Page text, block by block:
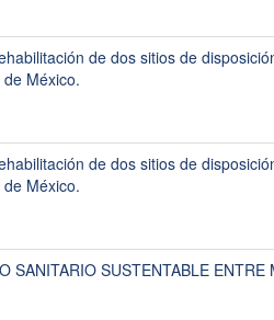
de dos sitios de
México.
de dos sitios de
México.
SANITARIO SUSTENTABLE ENTRE